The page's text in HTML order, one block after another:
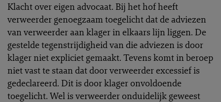
Klacht over eigen advocaat. Bij het hof heeft
verweerder genoegzaam toegelicht dat de adviezen
van verweerder aan klager in elkaars lijn liggen. De
gestelde tegenstrijdigheid van die adviezen is door
klager niet expliciet gemaakt. Tevens komt in beroep
niet vast te staan dat door verweerder excessief is
gedeclareerd. Dit is door klager onvoldoende
toegelicht. Wel is verweerder onduidelijk geweest